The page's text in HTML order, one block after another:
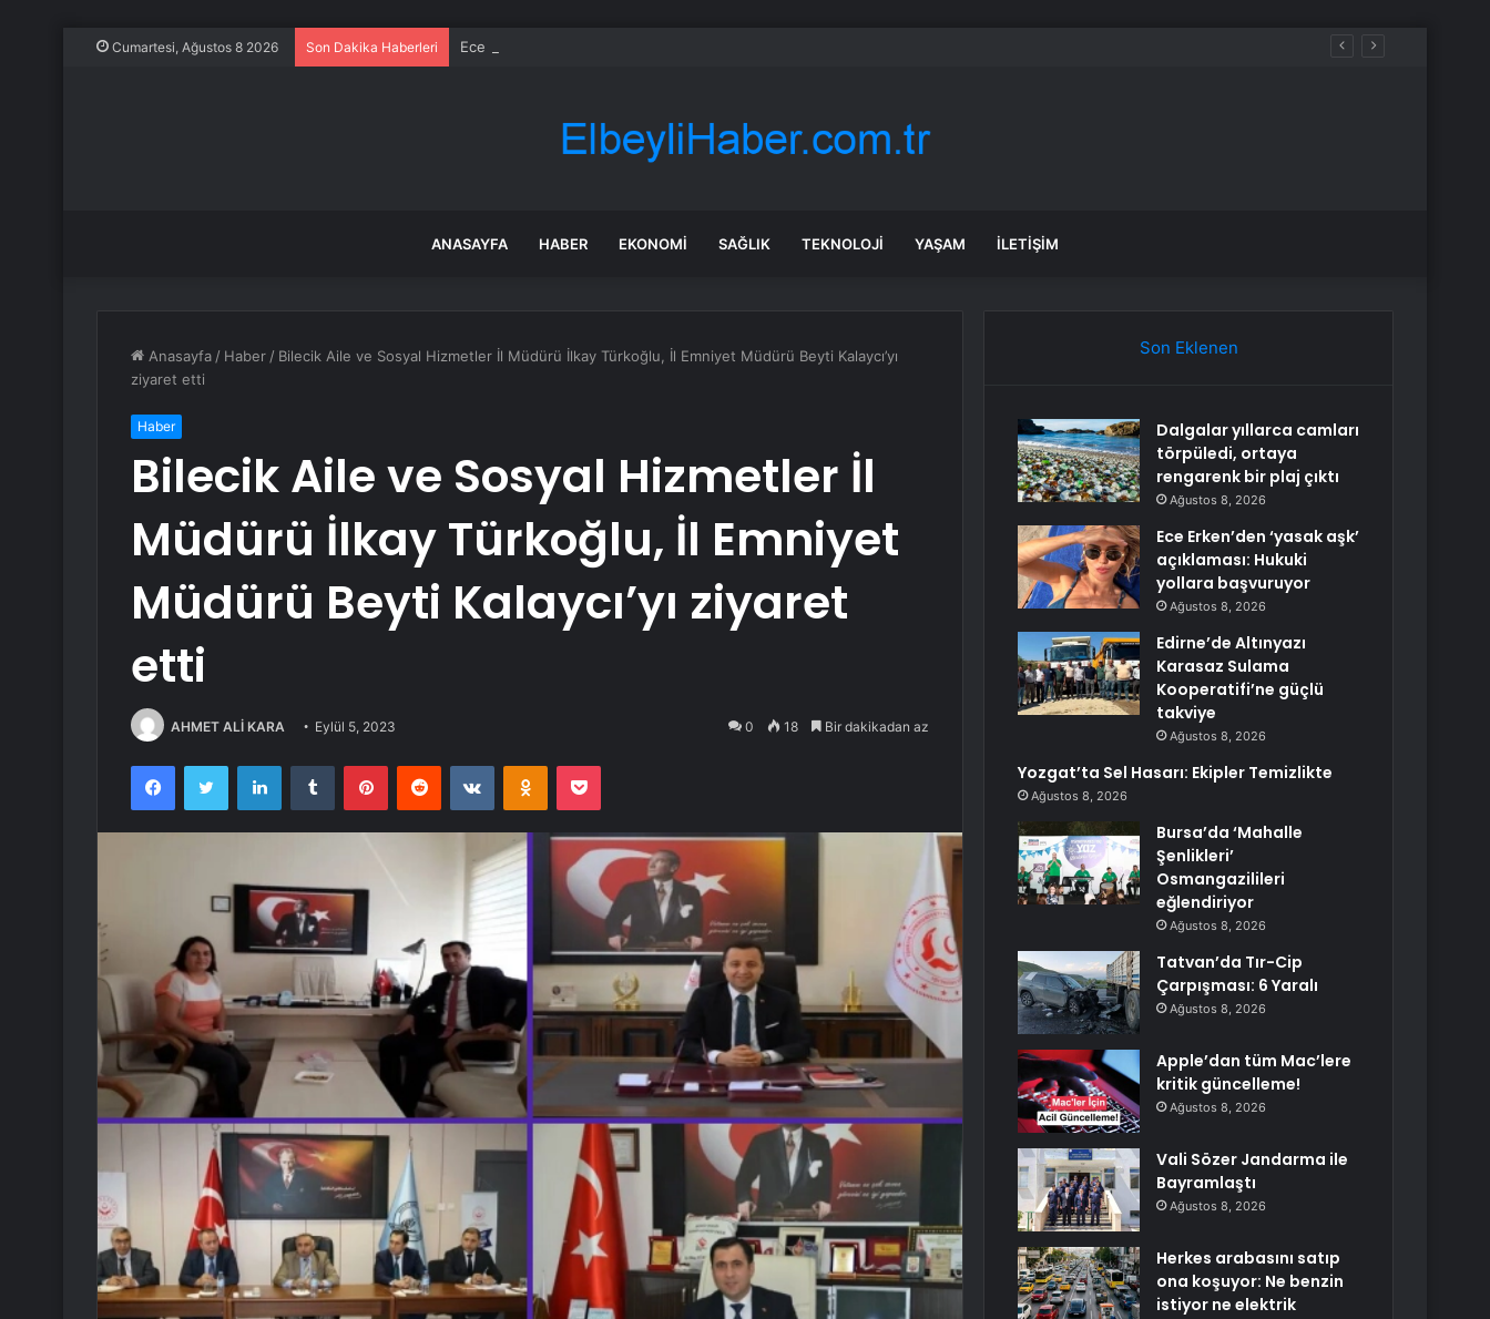
Cumartesi, Ağustos 8 2026 Son Dakika Haberleri Ece Erken’den ‘yasak aşk’ açıklaması: Hukuki yollara başvuruyor
ANASAYFA HABER EKONOMI SAĞLIK TEKNOLOJI YAŞAM İLETIŞIM
Anasayfa / Haber / Bilecik Aile ve Sosyal Hizmetler İl Müdürü İlkay Türkoğlu, İl Emniyet Müdürü Beyti Kalaycı’yı
ziyaret etti
Haber
Bilecik Aile ve Sosyal Hizmetler İl
Müdürü İlkay Türkoğlu, İl Emniyet
Müdürü Beyti Kalaycı’yı ziyaret
etti
AHMET ALİ KARA Eylül 5, 2023 0 18 Bir dakikadan az
FacebookTwitter LinkedInTumblr PinterestReddit VKontakteOdnoklassniki
Pocket
Son Eklenen
Dalgalar yıllarca camları
törpüledi, ortaya
rengarenk bir plaj çıktı
Ağustos 8, 2026
Ece Erken’den ‘yasak aşk’
açıklaması: Hukuki
yollara başvuruyor
Ağustos 8, 2026
Edirne’de Altınyazı
Karasaz Sulama
Kooperatifi’ne güçlü
takviye
Ağustos 8, 2026
Yozgat’ta Sel Hasarı: Ekipler Temizlikte
Ağustos 8, 2026
Bursa’da ‘Mahalle
Şenlikleri’
Osmangazilileri
eğlendiriyor
Ağustos 8, 2026
Tatvan’da Tır-Cip
Çarpışması: 6 Yaralı
Ağustos 8, 2026
Apple’dan tüm Mac’lere
kritik güncelleme!
Ağustos 8, 2026
Vali Sözer Jandarma ile
Bayramlaştı
Ağustos 8, 2026
Herkes arabasını satıp
ona koşuyor: Ne benzin
istiyor ne elektrik